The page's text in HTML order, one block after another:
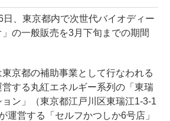
、東京都内で次世代バイオディー
の一般販売を3月下旬までの期間
京都の補助事業として行なわれる
する丸紅エネルギー系列の「東瑞
ン」（東京都江戸川区東瑞江1-3-1
運営する「セルフかつしか6号店」